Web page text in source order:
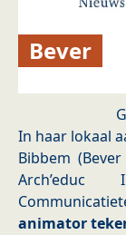
Bever
In haar lokaal
Bibbem
Arch’educ
animator